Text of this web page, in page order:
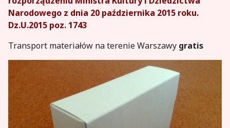
Narodowego z dnia 20 października 2015 roku.
Dz.U.2015 poz. 1743
Transport materiałów na terenie Warszawy gratis